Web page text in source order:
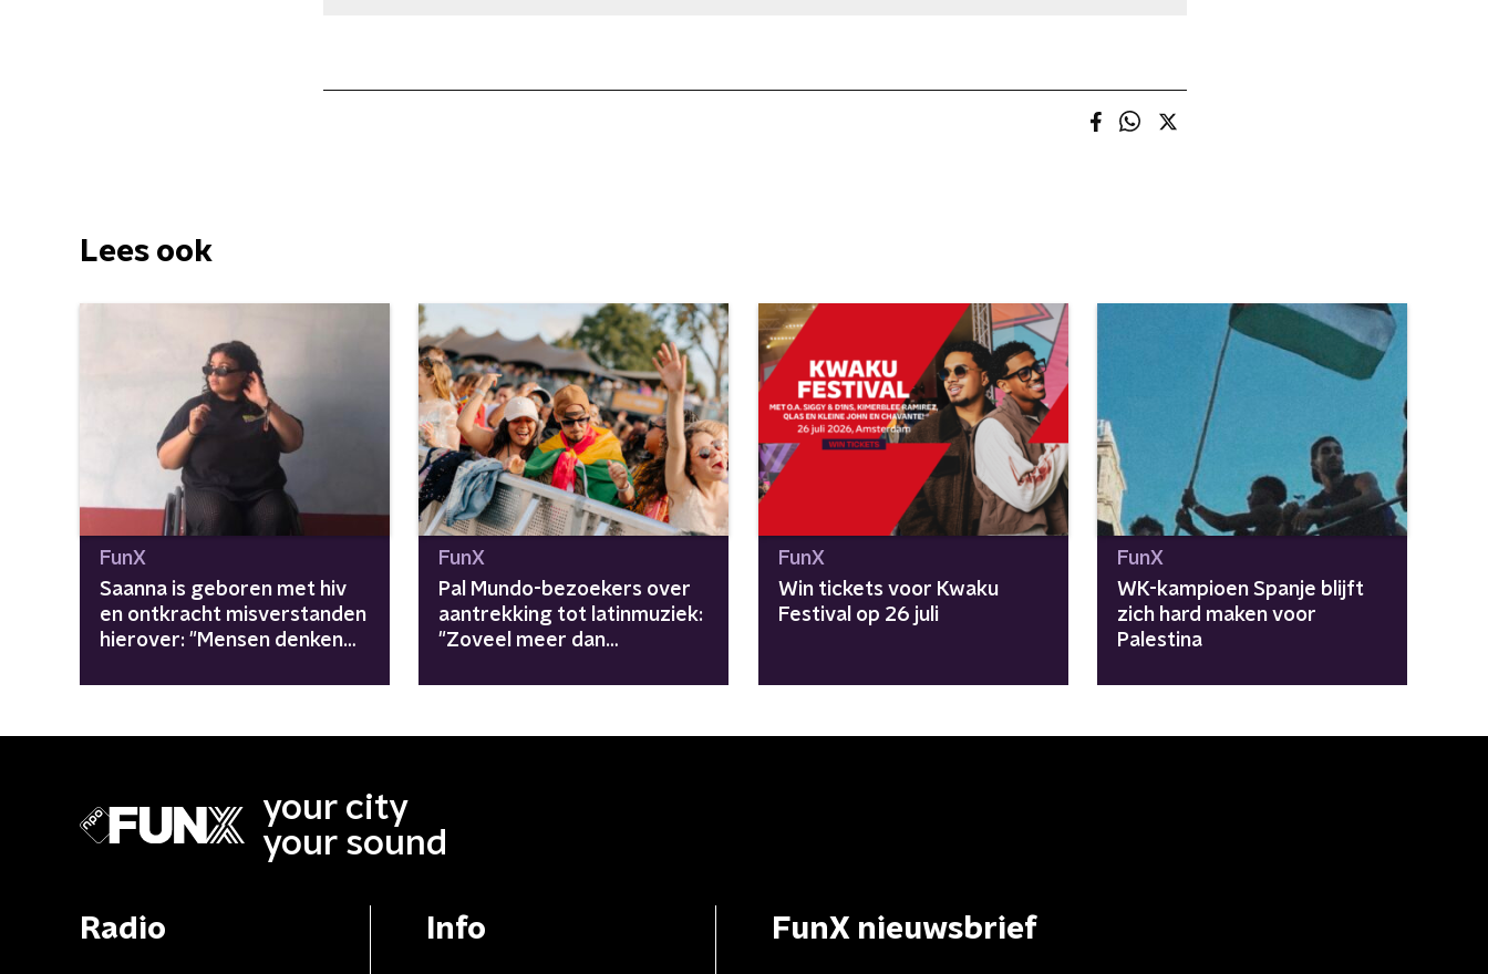
Lees ook
FunX
Saanna is geboren met hiv
en ontkracht misverstanden
hierover: "Mensen denken
FunX
Pal Mundo-bezoekers over
aantrekking tot latinmuziek:
"Zoveel meer dan
FunX
Win tickets voor Kwaku
Festival op 26 juli
FunX
WK-kampioen Spanje blijft
zich hard maken voor
Palestina
your city
your sound
Radio Info FunX nieuwsbrief